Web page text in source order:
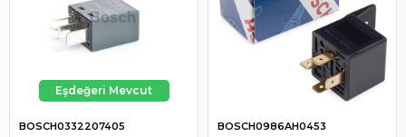
BOSCH0332207405 BOSCH0986AH0453